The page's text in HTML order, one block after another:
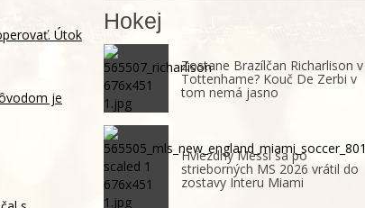
Útok
je
Hokej
Zostane Brazílčan Richarlison v
Tottenhame? Kouč De Zerbi v
tom nemá jasno
Hviezdny Messi sa po
strieborných MS 2026 vrátil do
zostavy Interu Miami